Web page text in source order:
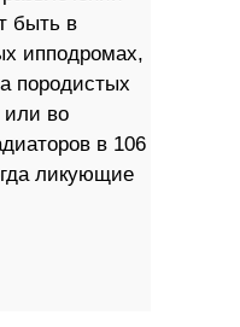
быть в
ипподромах,
породистых
или во
в 106
ликующие